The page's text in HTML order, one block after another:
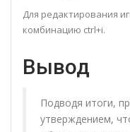
Для редактирования
комбинацию ctrl+i.
Вывод
Подводя итоги,
утверждением,